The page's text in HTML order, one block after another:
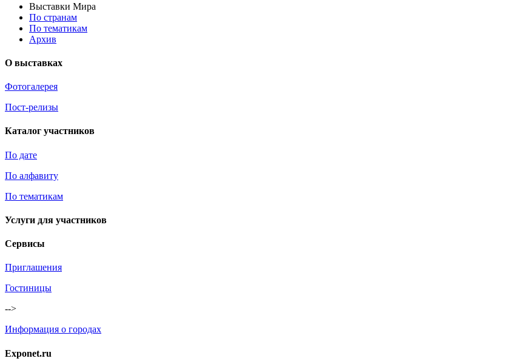
Выставки Мира
По странам
По тематикам
Архив
О выставках
Фотогалерея
Пост-релизы
Каталог участников
По дате
По алфавиту
По тематикам
Услуги для участников
Сервисы
Приглашения
Гостиницы
-->
Информация о городах
Exponet.ru